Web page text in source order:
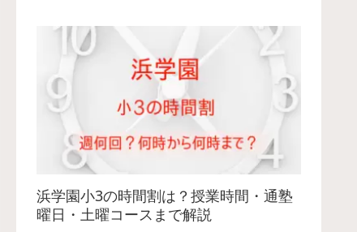
浜学園小3の時間割は？授業時間・通塾
曜日・土曜コースまで解説